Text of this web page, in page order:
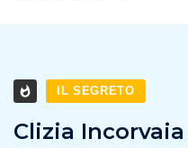
IL SEGRETO
Clizia